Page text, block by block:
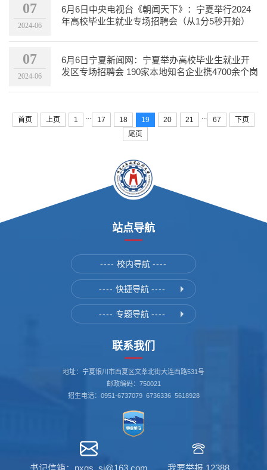
07
2024-06
6月6日中央电视台《朝闻天下》：宁夏举行2024
年高校毕业生就业专场招聘会（从1分5秒开始）
07
2024-06
6月6日宁夏新闻网：宁夏举办高校毕业生就业开
发区专场招聘会 190家本地知名企业携4700余个岗
首页 上页 1 ... 17 18 19 20 21 ... 67
下页
尾页
站点导航
---- 校内导航 ----
---- 快捷导航 ----
---- 专题导航 ----
联系我们
地址：宁夏银川市西夏区文萃北街大连西路531号
邮政编码：750021
招生电话：0951-6737079 6736336 5618928
书记信箱：nxgs_sj@163.com 我要举报 12388